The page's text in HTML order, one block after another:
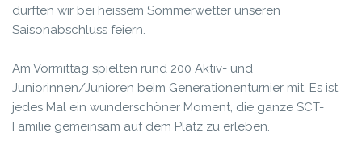
durften wir bei heissem Sommerwetter unseren
Saisonabschluss feiern.
Am Vormittag spielten rund 200 Aktiv- und
Juniorinnen/Junioren beim Generationenturnier mit. Es ist
jedes Mal ein wunderschöner Moment, die ganze SCT-
Familie gemeinsam auf dem Platz zu erleben.